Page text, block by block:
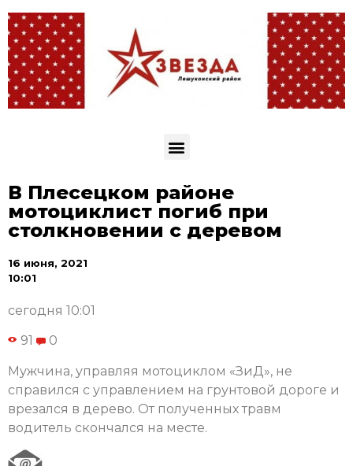
В Плесецком районе
мотоциклист погиб при
столкновении с деревом
16 июня, 2021
10:01
сегодня 10:01
91 0
Мужчина, управляя мотоциклом «ЗиД», не
справился с управлением на грунтовой дороге и
врезался в дерево. От полученных травм
водитель скончался на месте.